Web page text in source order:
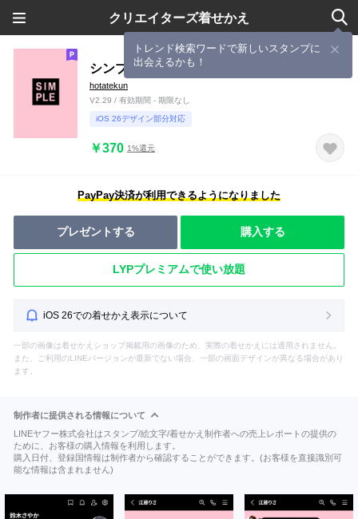
クリエイターズ着せかえ
トレンド検索ワードで新しいスタンプに
出会えるかも！
シンプルシール(ブラック ピンク)V.10
hotatekun
V2.29 / 有効期間 - 期限なし
iOS 26デザイン部分対応
￥370 1%還元
PayPay決済が利用できるようになりました
プレゼントする 購入する
LYPプレミアムで使い放題
iOS 26での着せかえ表示について
一部の画像は着せかえショップ掲載用の画像のため、実際の着せかえには適用されません。
また、ご利用のLINEバージョンが最新でない場合、一部の画面デザインが異なる場合があり
ます。
制作者に提供される情報について
LINEヤフー株式会社はスタンプ/絵文字/着せかえ制作者への売上レポートの提供の
ために、お客様の購入情報を利用します。
購入日付、登録国情報は制作者から確認することができます。(お客様を直接識別可
能な情報は含まれません)